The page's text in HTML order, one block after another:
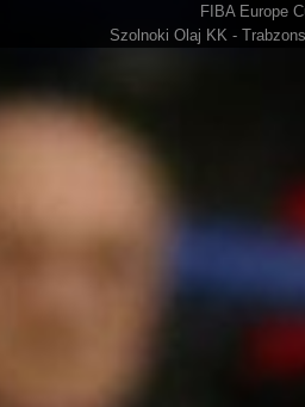
FIBA Europe
Szolnoki Olaj KK -